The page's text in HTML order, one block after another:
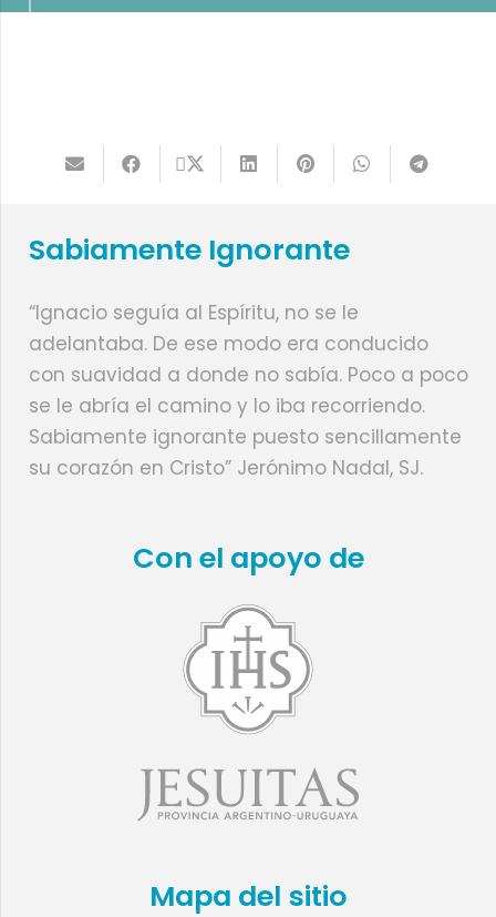
Sabiamente Ignorante
“Ignacio seguía al Espíritu, no se le
adelantaba. De ese modo era conducido
con suavidad a donde no sabía. Poco a poco
se le abría el camino y lo iba recorriendo.
Sabiamente ignorante puesto sencillamente
su corazón en Cristo” Jerónimo Nadal, SJ.
Con el apoyo de
Mapa del sitio